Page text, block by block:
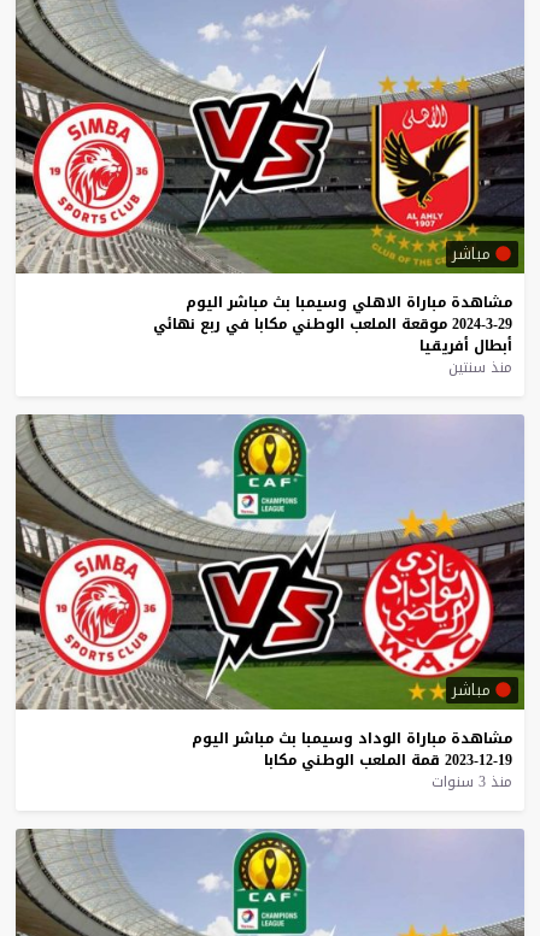
مباشر
مشاهدة مباراة الاهلي وسيمبا بث مباشر اليوم
29-3-2024
موقعة الملعب الوطني مكابا في ربع نهائي
أبطال أفريقيا
منذ سنتين
مباشر
مشاهدة مباراة الوداد وسيمبا بث مباشر اليوم
19-12-2023
قمة الملعب الوطني مكابا
منذ 3 سنوات